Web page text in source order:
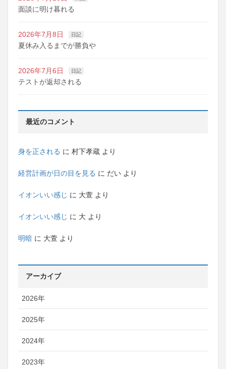
面談に明け暮れる
2026年7月8日 日記
夏休み入るまでが勝負や
2026年7月6日 日記
テストが返却される
最近のコメント
身を正される に 村下孝蔵 より
経営計画が日の目を見る に だい より
イオンいい感じ に 大萱 より
イオンいい感じ に 大 より
明暗 に 大萱 より
アーカイブ
2026年
2025年
2024年
2023年